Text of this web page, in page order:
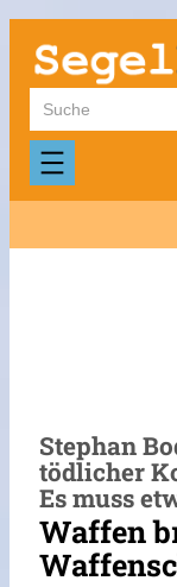
Zum
Inhalt
springen
Suchen
Stephan
tödlicher
Es muss
Waffen